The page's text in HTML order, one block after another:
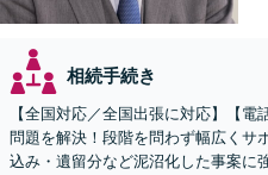
相続手続き
【全国対応／全国出張に対応】【
問題を解決！段階を問わず幅広くサ
込み・遺留分など泥沼化した事案に